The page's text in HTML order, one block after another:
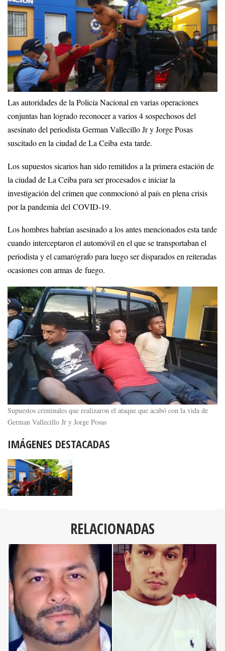
Las autoridades de la Policía Nacional en varias operaciones
conjuntas han logrado reconocer a varios 4 sospechosos del
asesinato del periodista German Vallecillo Jr y Jorge Posas
suscitado en la ciudad de La Ceiba esta tarde.
Los supuestos sicarios han sido remitidos a la primera estación de
la ciudad de La Ceiba para ser procesados e iniciar la
investigación del crimen que conmocionó al país en plena crisis
por la pandemia del COVID-19.
Los hombres habrían asesinado a los antes mencionados esta tarde
cuando interceptaron el automóvil en el que se transportaban el
periodista y el camarógrafo para luego ser disparados en reiteradas
ocasiones con armas de fuego.
Supuestos criminales que realizaron el ataque que acabó con la vida de
German Vallecillo Jr y Jorge Posas
IMÁGENES DESTACADAS
RELACIONADAS